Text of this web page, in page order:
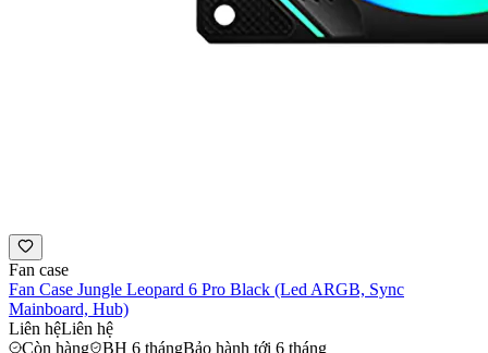
Fan case
Fan Case Jungle Leopard 6 Pro Black (Led ARGB, Sync
Mainboard, Hub)
Liên hệLiên hệ
Còn hàng
BH 6 thángBảo hành tới 6 tháng